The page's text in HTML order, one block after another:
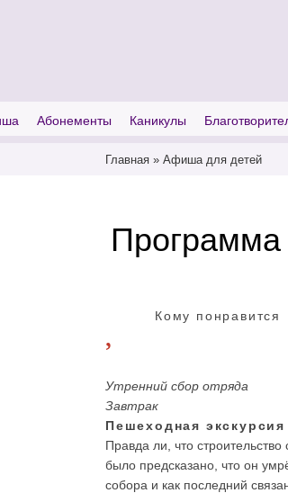
Абонементы Каникулы
Главная » Афиша для детей
Программа
Кому понравится
Утренний сбор отряда
Завтрак
Пешеходная
Правда ли, что
было предсказано, что он
собора и как последний